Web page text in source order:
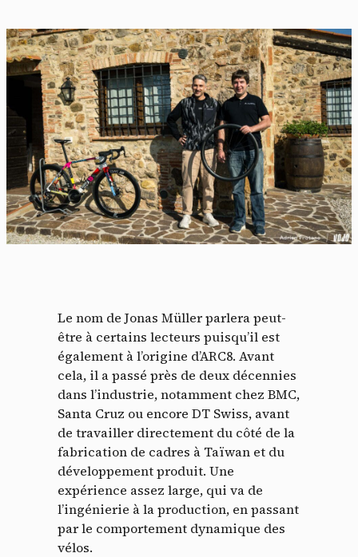
Le nom de Jonas Müller parlera peut-
être à certains lecteurs puisqu’il est
également à l’origine d’ARC8. Avant
cela, il a passé près de deux décennies
dans l’industrie, notamment chez BMC,
Santa Cruz ou encore DT Swiss, avant
de travailler directement du côté de la
fabrication de cadres à Taïwan et du
développement produit. Une
expérience assez large, qui va de
l’ingénierie à la production, en passant
par le comportement dynamique des
vélos.